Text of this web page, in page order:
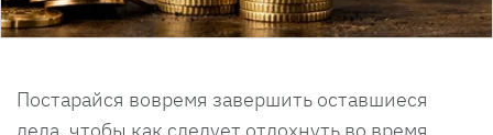
Постарайся вовремя завершить оставшиеся